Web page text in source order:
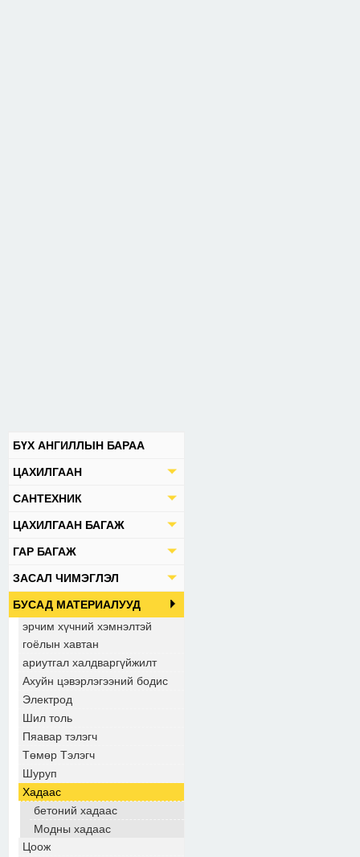
БҮХ АНГИЛЛЫН БАРАА
ЦАХИЛГААН
САНТЕХНИК
ЦАХИЛГААН БАГАЖ
ГАР БАГАЖ
ЗАСАЛ ЧИМЭГЛЭЛ
БУСАД МАТЕРИАЛУУД
эрчим хүчний хэмнэлтэй
гоёлын хавтан
ариутгал халдваргүйжилт
Ахуйн цэвэрлэгээний бодис
Электрод
Шил толь
Пяавар тэлэгч
Төмөр Тэлэгч
Шуруп
Хадаас
бетоний хадаас
Модны хадаас
Цоож